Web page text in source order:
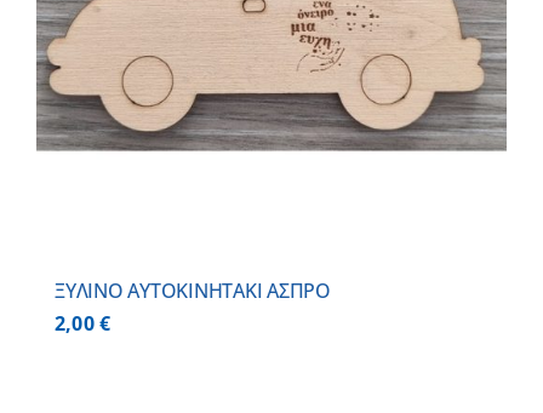
ΞΥΛΙΝΟ AYTOKINHTAKI ΑΣΠΡΟ
2,00€